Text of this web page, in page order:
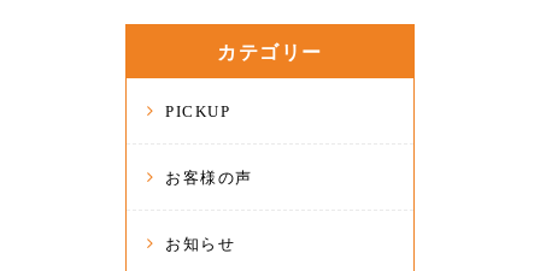
カテゴリー
PICKUP
お客様の声
お知らせ